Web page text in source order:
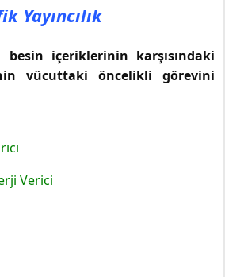
Yayıncılık
besin içeriklerinin karşısındaki
vücuttaki öncelikli görevini
Verici